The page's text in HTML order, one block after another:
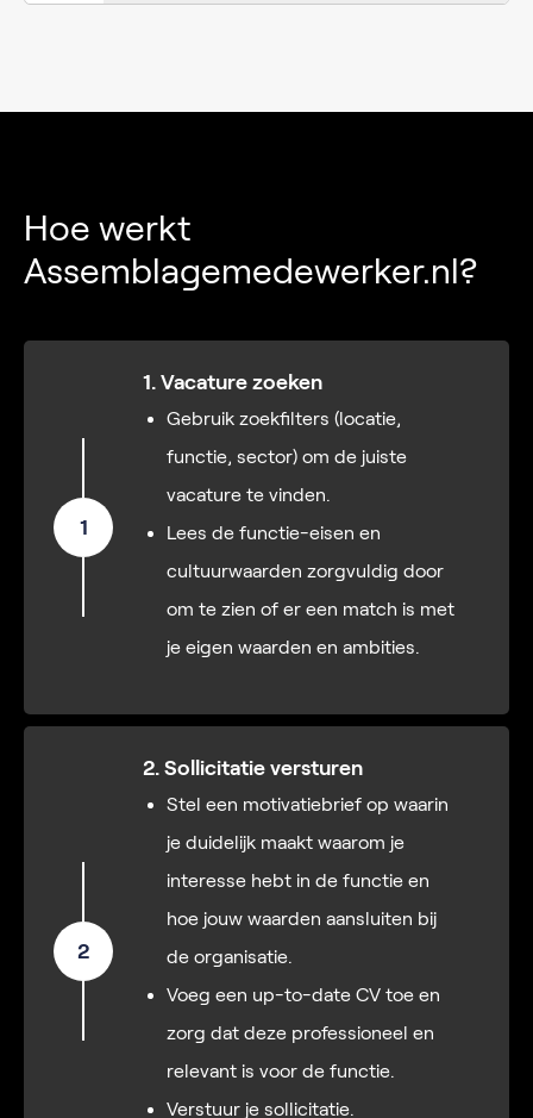
Hoe werkt
Assemblagemedewerker.nl?
1
1. Vacature zoeken
Gebruik zoekfilters (locatie,
functie, sector) om de juiste
vacature te vinden.
Lees de functie-eisen en
cultuurwaarden zorgvuldig door
om te zien of er een match is met
je eigen waarden en ambities.
2
2. Sollicitatie versturen
Stel een motivatiebrief op waarin
je duidelijk maakt waarom je
interesse hebt in de functie en
hoe jouw waarden aansluiten bij
de organisatie.
Voeg een up-to-date CV toe en
zorg dat deze professioneel en
relevant is voor de functie.
Verstuur je sollicitatie.